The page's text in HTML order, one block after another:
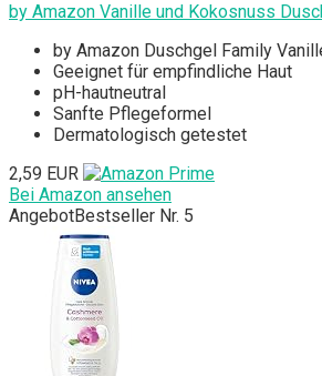
by Amazon Vanille und Kokosnuss
by Amazon Duschgel Family
Geeignet für empfindliche Haut
pH-hautneutral
Sanfte Pflegeformel
Dermatologisch getestet
2,59 EUR
Bei Amazon ansehen
AngebotBestseller Nr. 5